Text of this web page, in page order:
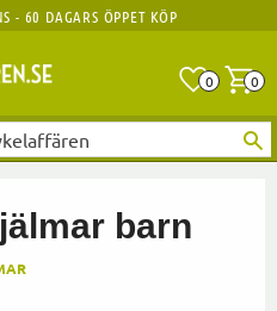
- 60 DAGARS ÖPPET KÖP
0 0
barn